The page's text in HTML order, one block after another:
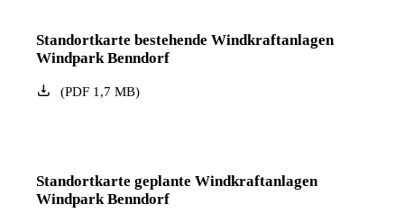
Standortkarte bestehende Windkraftanlagen
Windpark Benndorf
(PDF1,7 MB)
Standortkarte geplante Windkraftanlagen
Windpark Benndorf